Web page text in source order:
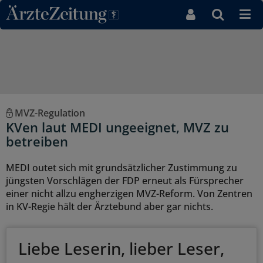
Direkt zum Inhaltsbereich
MVZ-Regulation
KVen laut MEDI ungeeignet, MVZ zu
betreiben
MEDI outet sich mit grundsätzlicher Zustimmung zu
jüngsten Vorschlägen der FDP erneut als Fürsprecher
einer nicht allzu engherzigen MVZ-Reform. Von Zentren
in KV-Regie hält der Ärztebund aber gar nichts.
Liebe Leserin, lieber Leser,